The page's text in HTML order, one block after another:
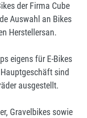
der Firma Cube
Auswahl an Bikes
Herstellersan.
eigens für E-Bikes
sind
ausgestellt.
Gravelbikes sowie